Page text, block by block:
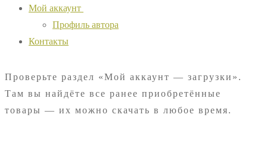
Мой аккаунт
Профиль автора
Контакты
Проверьте раздел «Мой аккаунт — загрузки».
Там вы найдёте все ранее приобретённые
товары — их можно скачать в любое время.